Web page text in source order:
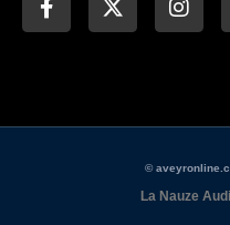
©
La Nauze